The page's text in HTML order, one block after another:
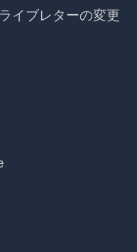
イブレターの変更